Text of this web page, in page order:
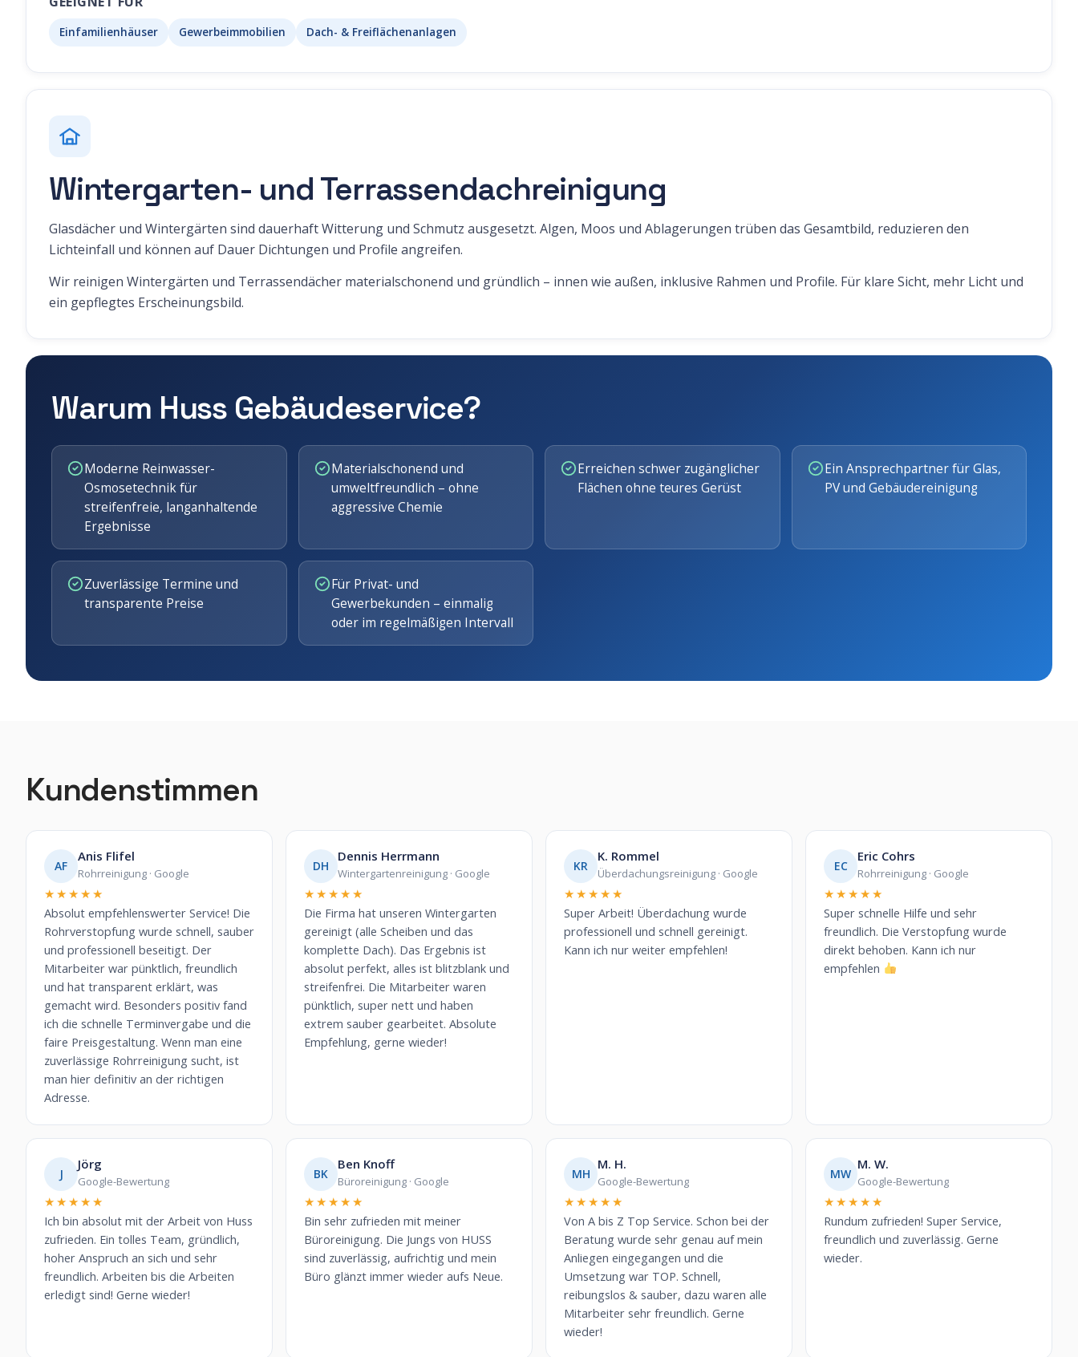
Einfamilienhäuser Gewerbeimmobilien Dach- & Freiflächenanlagen
Wintergarten- und Terrassendachreinigung
Glasdächer und Wintergärten sind dauerhaft Witterung und Schmutz ausgesetzt. Algen, Moos und Ablagerungen trüben das Gesamtbild, reduzieren den
Lichteinfall und können auf Dauer Dichtungen und Profile angreifen.
Wir reinigen Wintergärten und Terrassendächer materialschonend und gründlich – innen wie außen, inklusive Rahmen und Profile. Für klare Sicht, mehr Licht und
ein gepflegtes Erscheinungsbild.
Warum Huss Gebäudeservice?
Moderne Reinwasser-
Osmosetechnik für
streifenfreie, langanhaltende
Ergebnisse
Materialschonend und
umweltfreundlich – ohne
aggressive Chemie
Erreichen schwer zugänglicher
Flächen ohne teures Gerüst
Ein Ansprechpartner für Glas,
PV und Gebäudereinigung
Zuverlässige Termine und
transparente Preise
Für Privat- und
Gewerbekunden – einmalig
oder im regelmäßigen Intervall
Kundenstimmen
AF
Anis Flifel
Rohrreinigung · Google
★★★★★
Absolut empfehlenswerter Service! Die
Rohrverstopfung wurde schnell, sauber
und professionell beseitigt. Der
Mitarbeiter war pünktlich, freundlich
und hat transparent erklärt, was
gemacht wird. Besonders positiv fand
ich die schnelle Terminvergabe und die
faire Preisgestaltung. Wenn man eine
zuverlässige Rohrreinigung sucht, ist
man hier definitiv an der richtigen
Adresse.
DH
Dennis Herrmann
Wintergartenreinigung · Google
★★★★★
Die Firma hat unseren Wintergarten
gereinigt (alle Scheiben und das
komplette Dach). Das Ergebnis ist
absolut perfekt, alles ist blitzblank und
streifenfrei. Die Mitarbeiter waren
pünktlich, super nett und haben
extrem sauber gearbeitet. Absolute
Empfehlung, gerne wieder!
KR
K. Rommel
Überdachungsreinigung · Google
★★★★★
Super Arbeit! Überdachung wurde
professionell und schnell gereinigt.
Kann ich nur weiter empfehlen!
EC
Eric Cohrs
Rohrreinigung · Google
★★★★★
Super schnelle Hilfe und sehr
freundlich. Die Verstopfung wurde
direkt behoben. Kann ich nur
empfehlen
J
Jörg
Google-Bewertung
★★★★★
Ich bin absolut mit der Arbeit von Huss
zufrieden. Ein tolles Team, gründlich,
hoher Anspruch an sich und sehr
freundlich. Arbeiten bis die Arbeiten
erledigt sind! Gerne wieder!
BK
Ben Knoff
Büroreinigung · Google
★★★★★
Bin sehr zufrieden mit meiner
Büroreinigung. Die Jungs von HUSS
sind zuverlässig, aufrichtig und mein
Büro glänzt immer wieder aufs Neue.
MH
M. H.
Google-Bewertung
★★★★★
Von A bis Z Top Service. Schon bei der
Beratung wurde sehr genau auf mein
Anliegen eingegangen und die
Umsetzung war TOP. Schnell,
reibungslos & sauber, dazu waren alle
Mitarbeiter sehr freundlich. Gerne
wieder!
MW
M. W.
Google-Bewertung
★★★★★
Rundum zufrieden! Super Service,
freundlich und zuverlässig. Gerne
wieder.